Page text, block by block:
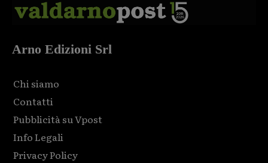
Arno Edizioni Srl
Chi siamo
Contatti
Pubblicità su Vpost
Info Legali
Privacy Policy